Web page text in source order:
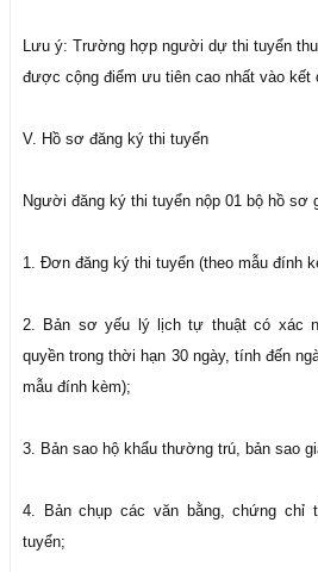
Lưu ý: Trường hợp người dự thi tuyển
được cộng điểm ưu tiên cao nhất vào kết
V. Hồ sơ đăng ký thi tuyển
Người đăng ký thi tuyển nộp 01 bộ hồ sơ
1. Đơn đăng ký thi tuyển (theo mẫu đính
2. Bản sơ yếu lý lịch tự thuật có xác
quyền trong thời hạn 30 ngày, tính đến
mẫu đính kèm);
3. Bản sao hộ khẩu thường trú, bản sao
4. Bản chụp các văn bằng, chứng
tuyển;